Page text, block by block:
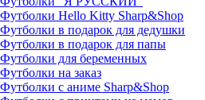
Футболки Hello Kitty Sharp&Shop
Футболки в подарок для дедушки
Футболки в подарок для папы
Футболки для беременных
Футболки на заказ
Футболки с аниме Sharp&Shop